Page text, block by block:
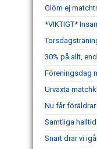
Glöm ej
*VIKTIGT*
30% på allt,
Föreningsdag
Urväxta
Nu får föräldrar
Samtliga
Snart drar vi